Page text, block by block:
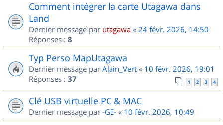
Comment intégrer la carte Utagawa dans
Land
Dernier message par utagawa « 24 févr. 2026, 14:50
Réponses : 8
Typ Perso MapUtagawa
Dernier message par Alain_Vert « 10 févr. 2026, 19:01
Réponses : 37 1 2 3 4
Clé USB virtuelle PC & MAC
Dernier message par -GE- « 10 févr. 2026, 10:49